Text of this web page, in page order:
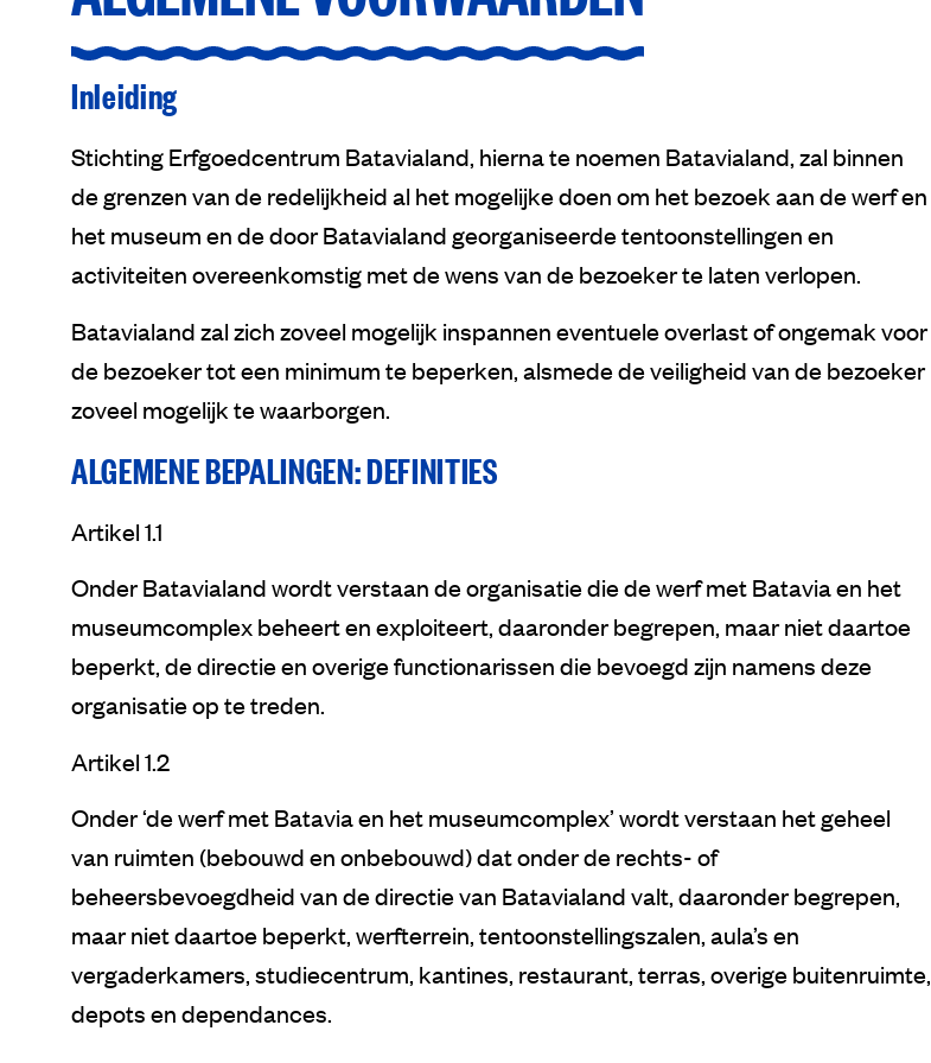
Inleiding
Stichting Erfgoedcentrum Batavialand, hierna te noemen Batavialand, zal binnen
de grenzen van de redelijkheid al het mogelijke doen om het bezoek aan de werf en
het museum en de door Batavialand georganiseerde tentoonstellingen en
activiteiten overeenkomstig met de wens van de bezoeker te laten verlopen.
Batavialand zal zich zoveel mogelijk inspannen eventuele overlast of ongemak voor
de bezoeker tot een minimum te beperken, alsmede de veiligheid van de bezoeker
zoveel mogelijk te waarborgen.
ALGEMENE BEPALINGEN: DEFINITIES
Artikel 1.1
Onder Batavialand wordt verstaan de organisatie die de werf met Batavia en het
museumcomplex beheert en exploiteert, daaronder begrepen, maar niet daartoe
beperkt, de directie en overige functionarissen die bevoegd zijn namens deze
organisatie op te treden.
Artikel 1.2
Onder ‘de werf met Batavia en het museumcomplex’ wordt verstaan het geheel
van ruimten (bebouwd en onbebouwd) dat onder de rechts- of
beheersbevoegdheid van de directie van Batavialand valt, daaronder begrepen,
maar niet daartoe beperkt, werfterrein, tentoonstellingszalen, aula’s en
vergaderkamers, studiecentrum, kantines, restaurant, terras, overige buitenruimte,
depots en dependances.